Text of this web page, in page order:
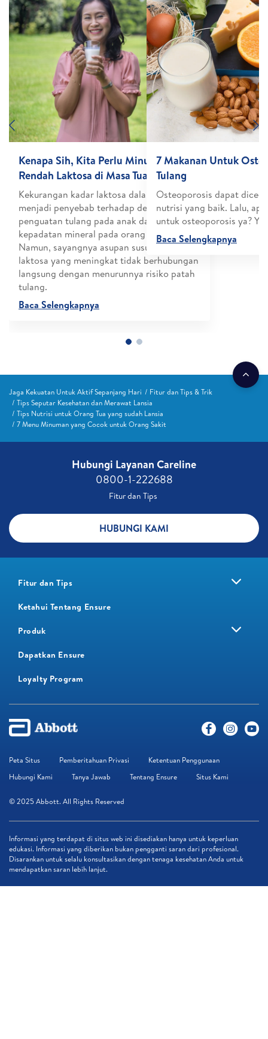
Previous
yang
Yuk pahami
Kenapa Sih, Kita Perlu Minum Susu
Rendah Laktosa di Masa Tua?
Kekurangan kadar laktosa dalam tubuh bisa
menjadi penyebab terhadap defisit
penguatan tulang pada anak dan hilangnya
kepadatan mineral pada orang dewasa.
Namun, sayangnya asupan susu dengan
laktosa yang meningkat tidak berhubungan
langsung dengan menurunnya risiko patah
tulang.
Baca Selengkapnya
7 Makanan Untuk
Tulang
Osteoporosis dapat
nutrisi yang baik. Lalu,
untuk osteoporosis ya?
Baca Selengkapnya
Jaga Kekuatan Untuk Aktif Sepanjang Hari
Fitur dan Tips & Trik
Tips Seputar Kesehatan dan Merawat Lansia
Tips Nutrisi untuk Orang Tua yang sudah Lansia
7 Menu Minuman yang Cocok untuk Orang Sakit
Hubungi Layanan Careline​
0800-1-222688​
Fitur dan Tips ​
HUBUNGI KAMI
Fitur dan Tips
Ketahui Tentang Ensure
Produk
Dapatkan Ensure
Loyalty Program​
Peta Situs Pemberitahuan Privasi
Ketentuan Penggunaan
Hubungi Kami
Tanya Jawab Tentang Ensure Situs Kami
© 2025 Abbott. All Rights Reserved
Informasi yang terdapat di situs web ini disediakan hanya untuk keperluan
edukasi. Informasi yang diberikan bukan pengganti saran dari profesional.
Disarankan untuk selalu konsultasikan dengan tenaga kesehatan Anda untuk
mendapatkan saran lebih lanjut.